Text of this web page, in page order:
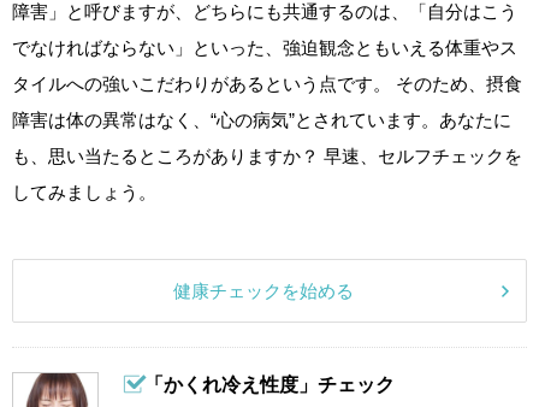
障害」と呼びますが、どちらにも共通するのは、「自分はこう
でなければならない」といった、強迫観念ともいえる体重やス
タイルへの強いこだわりがあるという点です。 そのため、摂食
障害は体の異常はなく、“心の病気”とされています。あなたに
も、思い当たるところがありますか？ 早速、セルフチェックを
してみましょう。
健康チェックを始める
「かくれ冷え性度」チェック